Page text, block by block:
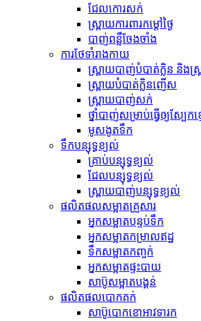
ជែលកោរសក់
ស្ព្រាយការពារកម្តៅថ្ងៃ
បាញ់​ពន្លឺ​ចែងចាំង
ការថែទាំរាងកាយ
ស្ព្រាយបាញ់បំបាត់ក្លិន និងស្
ស្ព្រាយបំបាត់ក្លិនញើស
ស្ព្រាយបាញ់សក់
ថ្នាំបាញ់​សម្រាប់​ធ្វើ​ឲ្យ​ស្បែ
មូសងូតទឹក
ទឹក​បន្សុទ្ធ​ខ្យល់
គ្រាប់​បន្សុទ្ធ​ខ្យល់
ជែល​បន្សុទ្ធ​ខ្យល់
ស្ព្រាយបាញ់បន្សុទ្ធខ្យល់
ផលិតផលសម្អាតគ្រួសារ
អ្នកសម្អាតបន្ទប់ទឹក
អ្នកសម្អាតកម្រាលឥដ្ឋ
ទឹកសម្អាតកញ្ចក់
អ្នកសម្អាតផ្ទះបាយ
សាប៊ូសម្អាតបង្គន់
ផលិតផលបោកគក់
សាប៊ូបោកខោអាវទារក